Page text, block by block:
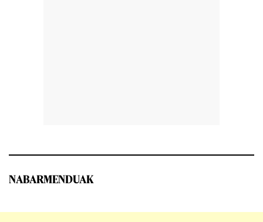
NABARMENDUAK